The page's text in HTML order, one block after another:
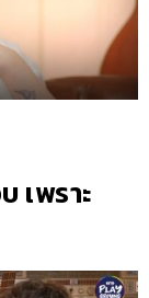
เพราะ